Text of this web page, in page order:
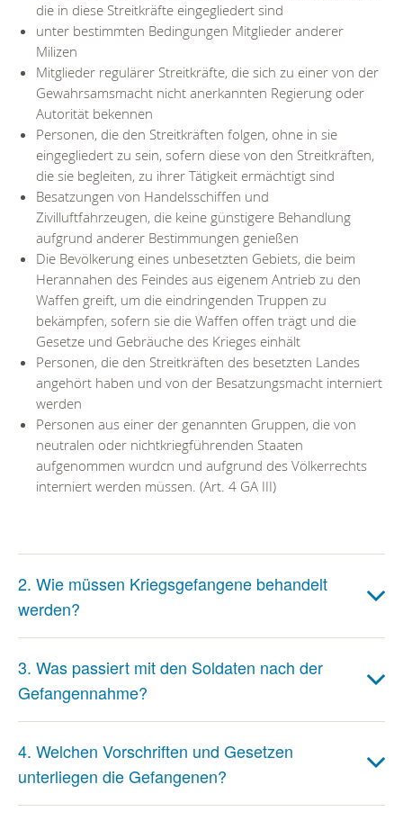
die in diese Streitkräfte eingegliedert sind
unter bestimmten Bedingungen Mitglieder anderer
Milizen
Mitglieder regulärer Streitkräfte, die sich zu einer von der
Gewahrsamsmacht nicht anerkannten Regierung oder
Autorität bekennen
Personen, die den Streitkräften folgen, ohne in sie
eingegliedert zu sein, sofern diese von den Streitkräften,
die sie begleiten, zu ihrer Tätigkeit ermächtigt sind
Besatzungen von Handelsschiffen und
Zivilluftfahrzeugen, die keine günstigere Behandlung
aufgrund anderer Bestimmungen genießen
Die Bevölkerung eines unbesetzten Gebiets, die beim
Herannahen des Feindes aus eigenem Antrieb zu den
Waffen greift, um die eindringenden Truppen zu
bekämpfen, sofern sie die Waffen offen trägt und die
Gesetze und Gebräuche des Krieges einhält
Personen, die den Streitkräften des besetzten Landes
angehört haben und von der Besatzungsmacht interniert
werden
Personen aus einer der genannten Gruppen, die von
neutralen oder nichtkriegführenden Staaten
aufgenommen wurdcn und aufgrund des Völkerrechts
interniert werden müssen. (Art. 4 GA III)
2. Wie müssen Kriegsgefangene behandelt
werden?
3. Was passiert mit den Soldaten nach der
Gefangennahme?
4. Welchen Vorschriften und Gesetzen
unterliegen die Gefangenen?